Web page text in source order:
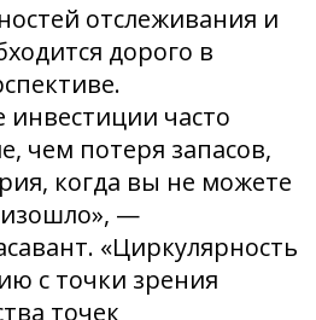
отслеживания и
дорого в
часто
чем потеря запасов,
когда вы не можете
—
«Циркулярность
с точки зрения
точек